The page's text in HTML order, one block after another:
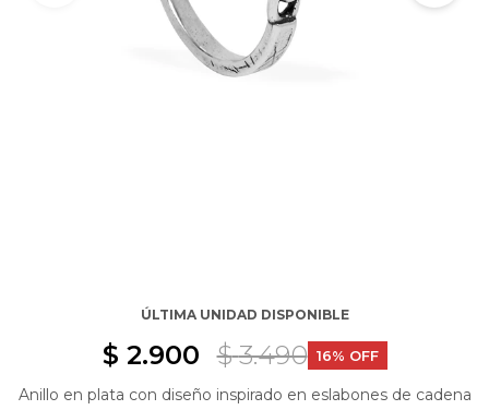
ÚLTIMA UNIDAD DISPONIBLE
$ 2.900 $ 3.490 16
Anillo en plata con diseño inspirado en eslabones de cadena